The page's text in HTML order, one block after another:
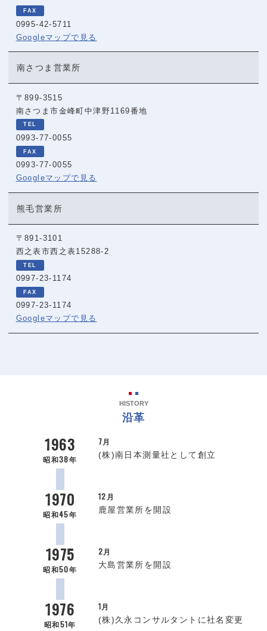
0995-42-5711
Googleマップで見る
南さつま営業所
〒899-3515
南さつま市金峰町中津野1169番地
0993-77-0055
0993-77-0055
Googleマップで見る
熊毛営業所
〒891-3101
西之表市西之表15288-2
0997-23-1174
0997-23-1174
Googleマップで見る
HISTORY
沿革
1963
昭和38年
7月
(株)南日本測量社として創立
1970
昭和45年
12月
鹿屋営業所を開設
1975
昭和50年
2月
大島営業所を開設
1976
昭和51年
1月
(株)久永コンサルタントに社名変更